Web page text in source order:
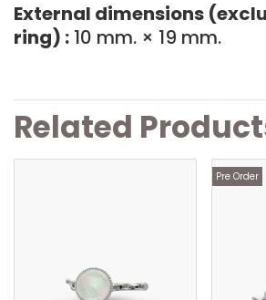
External dimensions
ring) : 10 mm. × 19 mm.
Related
Pre Order